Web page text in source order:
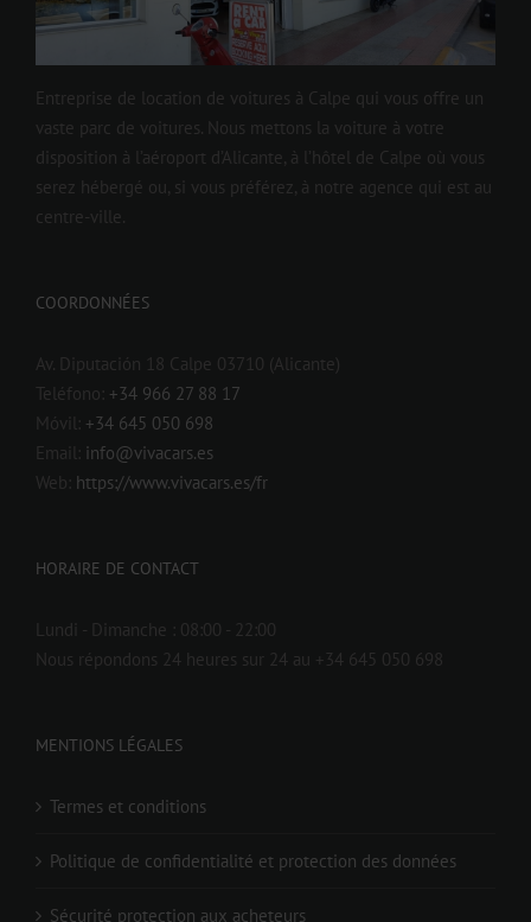
Entreprise de location de voitures à Calpe qui vous offre un
vaste parc de voitures. Nous mettons la voiture à votre
disposition à l’aéroport d’Alicante, à l’hôtel de Calpe où vous
serez hébergé ou, si vous préférez, à notre agence qui est au
centre-ville.
COORDONNÉES
Av. Diputación 18 Calpe 03710 (Alicante)
Teléfono: +34 966 27 88 17
Móvil: +34 645 050 698
Email: info@vivacars.es
Web: https://www.vivacars.es/fr
HORAIRE DE CONTACT
Lundi - Dimanche :
08:00 - 22:00
Nous répondons 24 heures sur 24 au +34 645 050 698
MENTIONS LÉGALES
Termes et conditions
Politique de confidentialité et protection des données
Sécurité protection aux acheteurs